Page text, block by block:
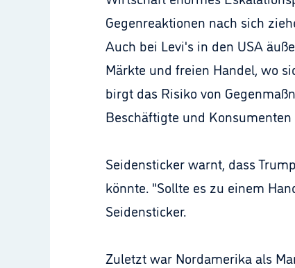
Gegenreaktionen nach sich
Auch bei Levi's in den USA
Märkte und freien Handel, wo
birgt das Risiko von
Beschäftigte und
Seidensticker warnt, dass
könnte. "Sollte es zu einem
Seidensticker.
Zuletzt war Nordamerika als